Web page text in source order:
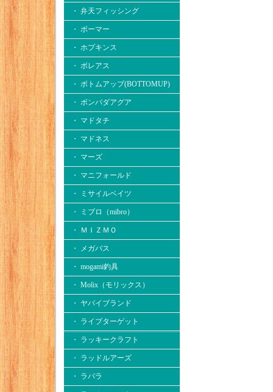
・ 弁天フィッシング
・ ボーマー
・ ホプキンス
・ ボレアス
・ ボトムアップ(BOTTOMUP)
・ ボンバダアグア
・ マドタチ
・ マドネス
・ マーズ
・ マニフォールド
・ ミサイルベイツ
・ ミブロ（mibro）
・ ＭＩＺＭＯ
・ メガバス
・ mogami釣具
・ Molix（モリックス）
・ ヤバイブランド
・ ライブターゲット
・ ラッキークラフト
・ ラッドルアーズ
・ ラパラ